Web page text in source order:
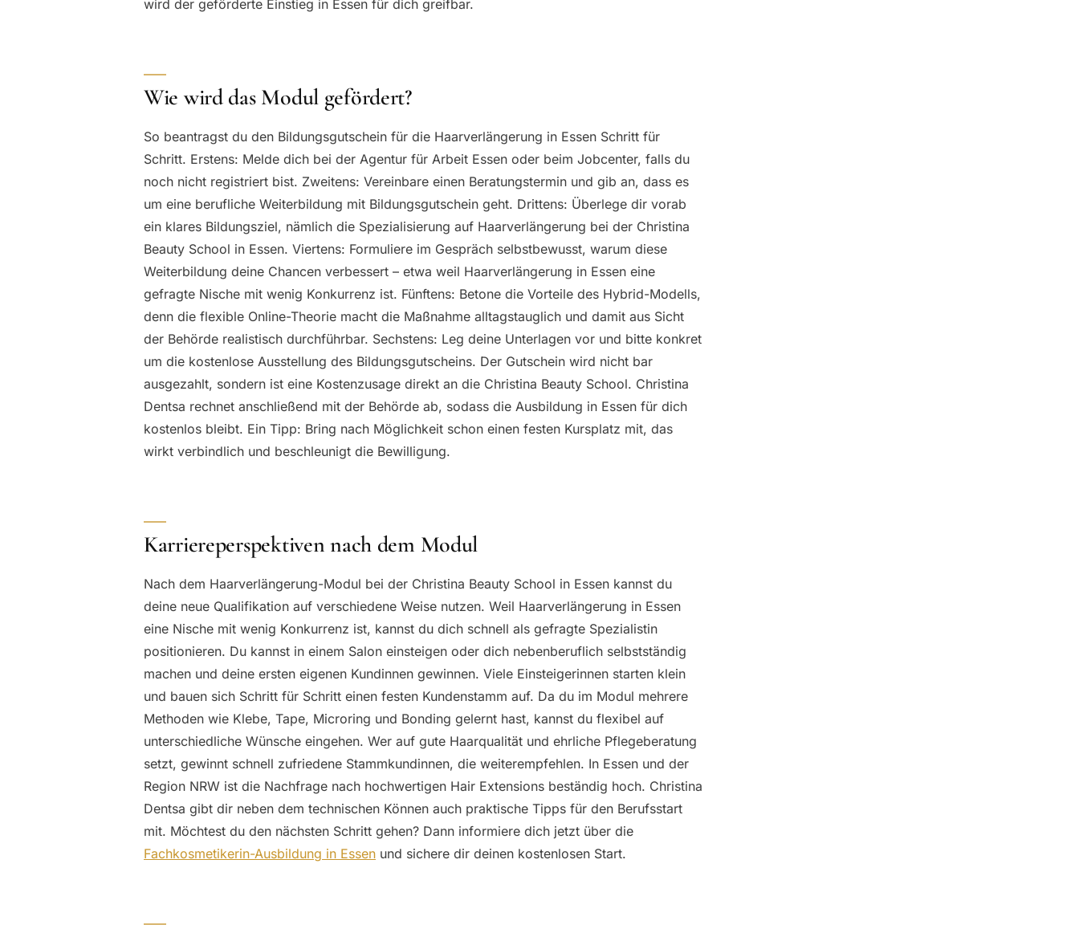
wird der geförderte Einstieg in Essen für dich greifbar.
Wie wird das Modul gefördert?
So beantragst du den Bildungsgutschein für die Haarverlängerung in Essen Schritt für
Schritt. Erstens: Melde dich bei der Agentur für Arbeit Essen oder beim Jobcenter, falls du
noch nicht registriert bist. Zweitens: Vereinbare einen Beratungstermin und gib an, dass es
um eine berufliche Weiterbildung mit Bildungsgutschein geht. Drittens: Überlege dir vorab
ein klares Bildungsziel, nämlich die Spezialisierung auf Haarverlängerung bei der Christina
Beauty School in Essen. Viertens: Formuliere im Gespräch selbstbewusst, warum diese
Weiterbildung deine Chancen verbessert – etwa weil Haarverlängerung in Essen eine
gefragte Nische mit wenig Konkurrenz ist. Fünftens: Betone die Vorteile des Hybrid-Modells,
denn die flexible Online-Theorie macht die Maßnahme alltagstauglich und damit aus Sicht
der Behörde realistisch durchführbar. Sechstens: Leg deine Unterlagen vor und bitte konkret
um die kostenlose Ausstellung des Bildungsgutscheins. Der Gutschein wird nicht bar
ausgezahlt, sondern ist eine Kostenzusage direkt an die Christina Beauty School. Christina
Dentsa rechnet anschließend mit der Behörde ab, sodass die Ausbildung in Essen für dich
kostenlos bleibt. Ein Tipp: Bring nach Möglichkeit schon einen festen Kursplatz mit, das
wirkt verbindlich und beschleunigt die Bewilligung.
Karriereperspektiven nach dem Modul
Nach dem Haarverlängerung-Modul bei der Christina Beauty School in Essen kannst du
deine neue Qualifikation auf verschiedene Weise nutzen. Weil Haarverlängerung in Essen
eine Nische mit wenig Konkurrenz ist, kannst du dich schnell als gefragte Spezialistin
positionieren. Du kannst in einem Salon einsteigen oder dich nebenberuflich selbstständig
machen und deine ersten eigenen Kundinnen gewinnen. Viele Einsteigerinnen starten klein
und bauen sich Schritt für Schritt einen festen Kundenstamm auf. Da du im Modul mehrere
Methoden wie Klebe, Tape, Microring und Bonding gelernt hast, kannst du flexibel auf
unterschiedliche Wünsche eingehen. Wer auf gute Haarqualität und ehrliche Pflegeberatung
setzt, gewinnt schnell zufriedene Stammkundinnen, die weiterempfehlen. In Essen und der
Region NRW ist die Nachfrage nach hochwertigen Hair Extensions beständig hoch. Christina
Dentsa gibt dir neben dem technischen Können auch praktische Tipps für den Berufsstart
mit. Möchtest du den nächsten Schritt gehen? Dann informiere dich jetzt über die
Fachkosmetikerin-Ausbildung in Essen und sichere dir deinen kostenlosen Start.